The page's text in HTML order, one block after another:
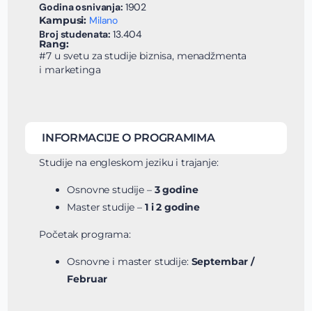
Godina osnivanja: 1902
Kampusi: Milano
Broj studenata: 13.404
Rang:
#7 u svetu za studije biznisa, menadžmenta
i marketinga
INFORMACIJE O PROGRAMIMA
Studije na engleskom jeziku i trajanje:
Osnovne studije –3 godine
Master studije – 1 i 2 godine
Početak programa:
Osnovne i master studije: Septembar /
Februar